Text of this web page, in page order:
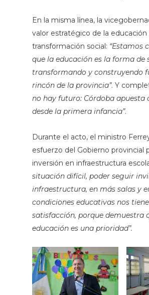
En la misma línea, la
valor estratégico de la
transformación social: “Estamos
que la educación es la forma de
transformando y construyendo
rincón de la provincia”. Y
no hay futuro: Córdoba
desde la primera infancia”.
Durante el acto, el ministro
esfuerzo del Gobierno provincial
inversión en infraestructura
situación difícil, poder seguir
infraestructura, en más salas y
condiciones educativas nos
satisfacción, porque demuestra
educación es una prioridad”.